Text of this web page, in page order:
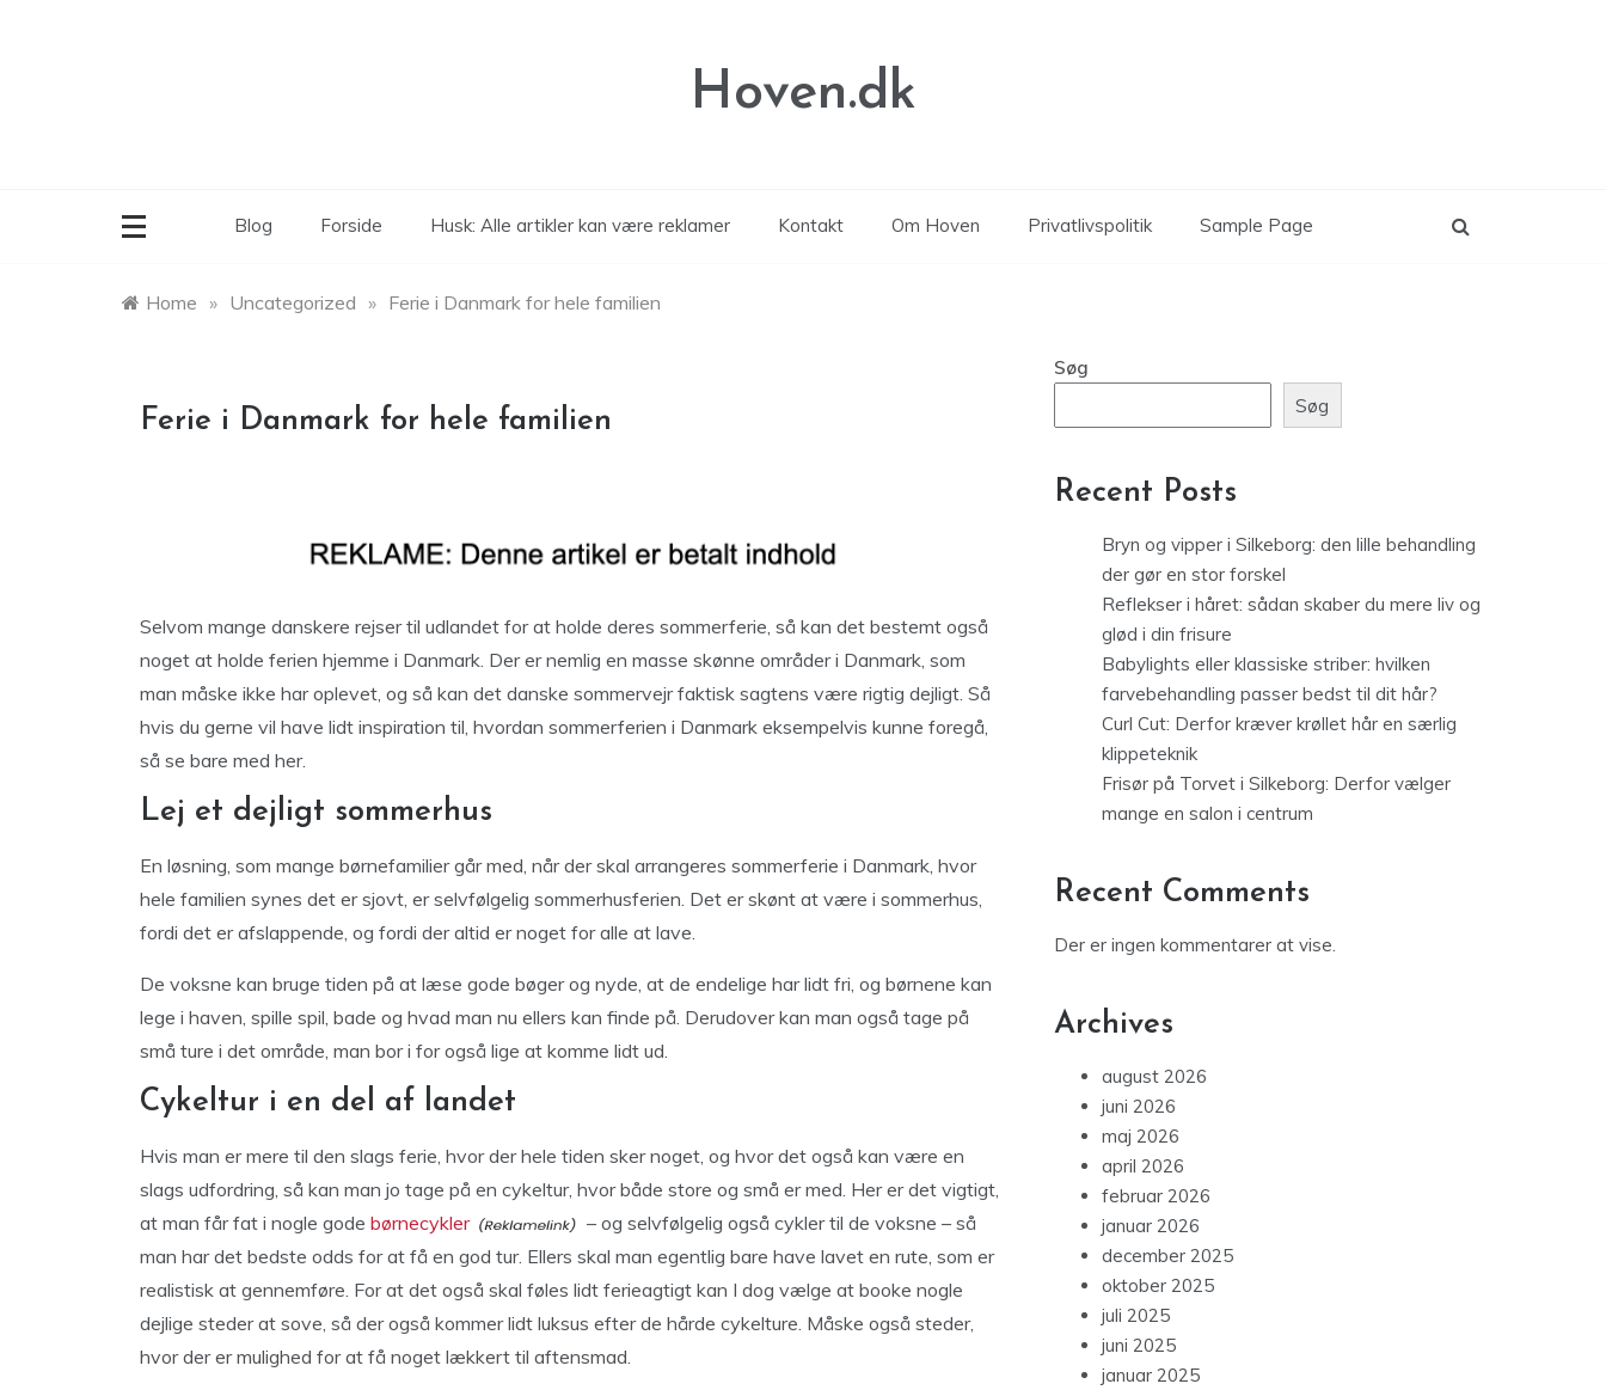
Hoven.dk
Blog Forside Husk: Alle artikler kan være reklamer Kontakt Om Hoven Privatlivspolitik Sample Page
Home » Uncategorized » Ferie i Danmark for hele familien
Ferie i Danmark for hele familien
Selvom mange danskere rejser til udlandet for at holde deres sommerferie, så kan det bestemt også
noget at holde ferien hjemme i Danmark. Der er nemlig en masse skønne områder i Danmark, som
man måske ikke har oplevet, og så kan det danske sommervejr faktisk sagtens være rigtig dejligt. Så
hvis du gerne vil have lidt inspiration til, hvordan sommerferien i Danmark eksempelvis kunne foregå,
så se bare med her.
Lej et dejligt sommerhus
En løsning, som mange børnefamilier går med, når der skal arrangeres sommerferie i Danmark, hvor
hele familien synes det er sjovt, er selvfølgelig sommerhusferien. Det er skønt at være i sommerhus,
fordi det er afslappende, og fordi der altid er noget for alle at lave.
De voksne kan bruge tiden på at læse gode bøger og nyde, at de endelige har lidt fri, og børnene kan
lege i haven, spille spil, bade og hvad man nu ellers kan finde på. Derudover kan man også tage på
små ture i det område, man bor i for også lige at komme lidt ud.
Cykeltur i en del af landet
Hvis man er mere til den slags ferie, hvor der hele tiden sker noget, og hvor det også kan være en
slags udfordring, så kan man jo tage på en cykeltur, hvor både store og små er med. Her er det vigtigt,
at man får fat i nogle gode børnecykler
– og selvfølgelig også cykler til de voksne – så
man har det bedste odds for at få en god tur. Ellers skal man egentlig bare have lavet en rute, som er
realistisk at gennemføre. For at det også skal føles lidt ferieagtigt kan I dog vælge at booke nogle
dejlige steder at sove, så der også kommer lidt luksus efter de hårde cykelture. Måske også steder,
hvor der er mulighed for at få noget lækkert til aftensmad.
Søg
Søg
Recent Posts
Bryn og vipper i Silkeborg: den lille behandling
der gør en stor forskel
Reflekser i håret: sådan skaber du mere liv og
glød i din frisure
Babylights eller klassiske striber: hvilken
farvebehandling passer bedst til dit hår?
Curl Cut: Derfor kræver krøllet hår en særlig
klippeteknik
Frisør på Torvet i Silkeborg: Derfor vælger
mange en salon i centrum
Recent Comments
Der er ingen kommentarer at vise.
Archives
august 2026
juni 2026
maj 2026
april 2026
februar 2026
januar 2026
december 2025
oktober 2025
juli 2025
juni 2025
januar 2025